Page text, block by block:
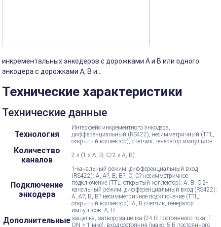
инкрементальных энкодеров с дорожками A и B или одного
энкодера с дорожками A, B и...
Технические характеристики
Технические данные
Технология
Интерфейс инкрементного энкодера,
дифференциальный (RS422), несимметричный (TTL,
открытый коллектор), счетчик, генератор импульсов
Количество
каналов
2 х (1 х А, В, С/2 х А, В)
Подключение
энкодера
1-канальный режим: дифференциальный вход
(RS422): A, A?, B, B?, C, C? несимметричное
подключение (TTL, открытый коллектор): A, B, C 2-
канальный режим: дифференциальный вход (RS422):
A, A?, B, B? несимметричное подключение (TTL,
открытый коллектор): A, B счетчик, генератор
импульсов: A, B
Дополнительные защелка, затвор/защелка (24 В постоянного тока, T
ON > 1 мкс), вход состояния (макс. 5 В постоянного